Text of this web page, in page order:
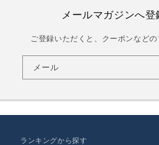
メールマガジンへ登
ご登録いただくと、クーポンなどの
メール
ランキングから探す